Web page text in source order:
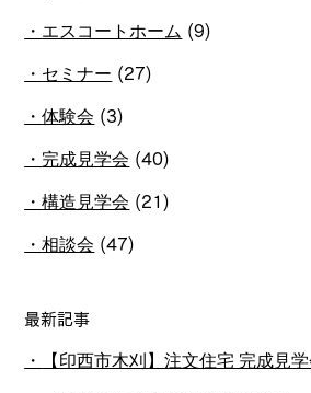
エスコートホーム (9)
セミナー (27)
体験会 (3)
完成見学会 (40)
構造見学会 (21)
相談会 (47)
最新記事
【印西市木刈】注文住宅 完成見